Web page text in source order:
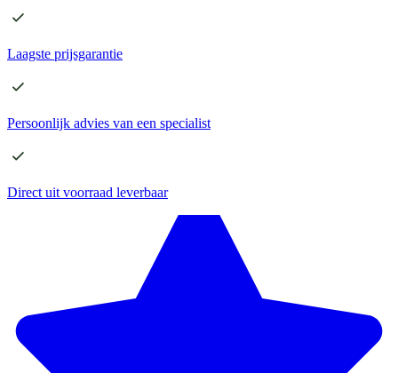
Laagste prijsgarantie
Persoonlijk advies van een specialist
Direct uit voorraad leverbaar